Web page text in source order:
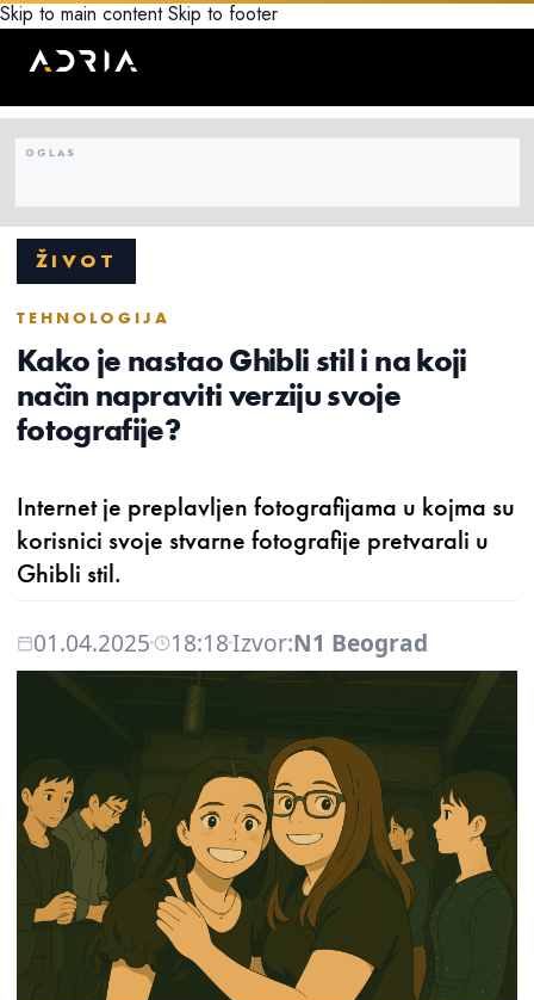
Skip to main content Skip to footer
ŽIVOT
TEHNOLOGIJA
Kako je nastao Ghibli stil i na koji
način napraviti verziju svoje
fotografije?
Internet je preplavljen fotografijama u kojma su
korisnici svoje stvarne fotografije pretvarali u
Ghibli stil.
01.04.2025 18:18Izvor:N1 Beograd